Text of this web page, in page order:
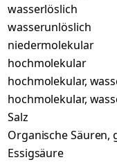
wasserlöslich
wasserunlöslich
niedermolekular
hochmolekular
hochmolekular,
hochmolekular,
Salz
Organische Säuren,
Essigsäure